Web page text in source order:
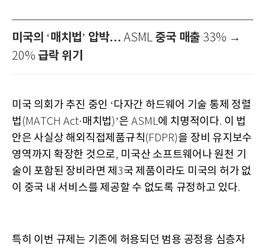
미국의 ‘매치법’ 압박…ASML 중국 매출 33% →
20% 급락 위기
미국 의회가 추진 중인 ‘다자간 하드웨어 기술 통제 정렬
법 (MATCH Act·매치법)’은 ASML에 치명적이다. 이 법
안은 사실상 해외직접제품규칙(FDPR)을 장비 유지보수
영역까지 확장한 것으로, 미국산 소프트웨어나 원천 기
술이 포함된 장비라면 제 3국 제품이라도 미국의 허가 없
이 중국 내 서비스를 제공할 수 없도록 규정하고 있다.
특히 이번 규제는 기존에 허용되던 범용 공정용 심층자